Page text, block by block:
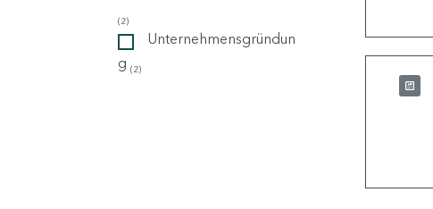
(2)
Unternehmensgründun
g (2)